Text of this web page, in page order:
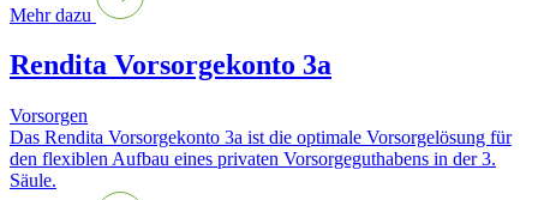
Mehr dazu
Rendita Vorsorgekonto 3a
Vorsorgen
Das Rendita Vorsorgekonto 3a ist die optimale Vorsorgelösung für
den flexiblen Aufbau eines privaten Vorsorgeguthabens in der 3.
Säule.